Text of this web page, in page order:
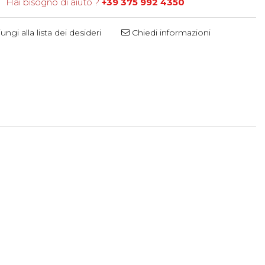
Hai bisogno di aiuto ? +39 375 992 4350
alla lista dei desideri Chiedi informazioni